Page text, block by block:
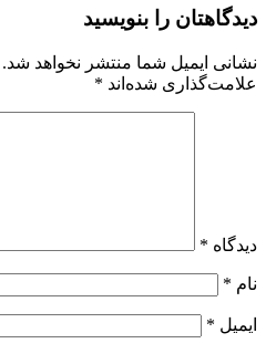
دیدگاهتان را بنویسید
نشانی ایمیل شما منتشر نخواهد شد.
علامت‌گذاری شده‌اند *
دیدگاه *
نام *
ایمیل *